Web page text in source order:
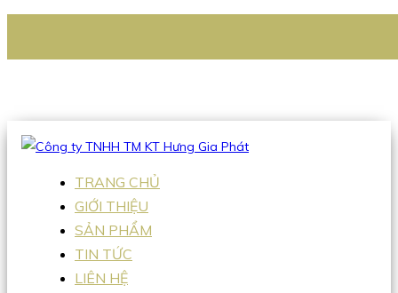
Hotline:0938 336 079
TRANG CHỦ
GIỚI THIỆU
SẢN PHẨM
TIN TỨC
LIÊN HỆ